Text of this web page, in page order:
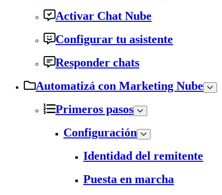
Activar Chat Nube
Configurar tu asistente
Responder chats
Automatizá con Marketing Nube
Primeros pasos
Configuración
Identidad del remitente
Puesta en marcha